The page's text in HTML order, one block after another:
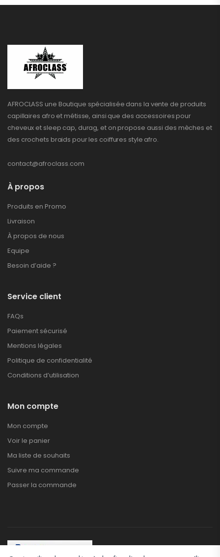
AFROCLASS une Boutique spécialisée dans la vente de produits
capillaires afro et métisse, ainsi que des accessoires pour
cheveux et sleep cap, durag, et on propose aussi des mèches et
des crochets braids pour les coiffures style afro.
contact@afroclass.com
À propos
Produits en Promo
Livraison
À propos de nous
Equipe
Besoin d’aide ?
Service client
FAQs
Paiement sécurisé
Mentions légales
Politique de confidentialité
Conditions d’utilisation
Mon compte
Mon compte
Voir le panier
Ma liste de souhaits
Suivre ma commande
Passer la commande